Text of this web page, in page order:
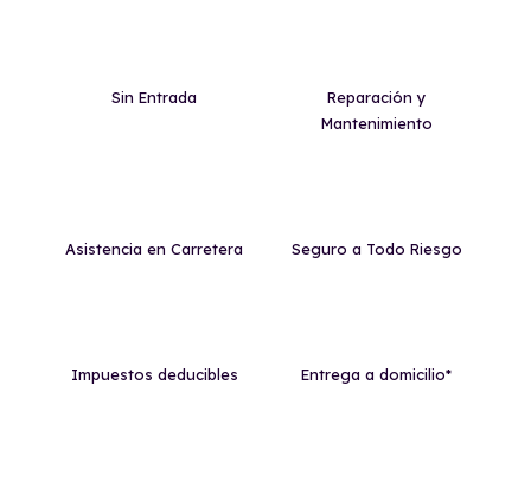
Sin Entrada
Reparación y
Mantenimiento
Asistencia en Carretera Seguro a Todo Riesgo
Impuestos deducibles Entrega a domicilio*